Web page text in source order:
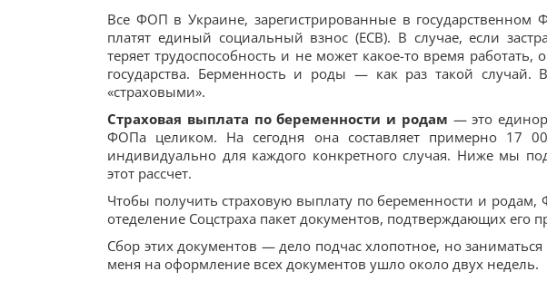
Все ФОП в Украине, зарегистрированные в государственном
платят единый социальный взнос (ЕСВ). В случае, если
теряет трудоспособность и не может какое-то время
государства. Берменность и роды — как раз такой
«страховыми».
Страховая выплата по беременности и родам — это
ФОПа целиком. На сегодня она составляет примерно 17
индивидуально для каждого конкретного случая. Ниже мы
этот рассчет.
Чтобы получить страховую выплату по беременности и
отеделение Соцстраха пакет документов, подтверждающих его
Сбор этих документов — дело подчас хлопотное, но
меня на оформление всех документов ушло около двух недель.